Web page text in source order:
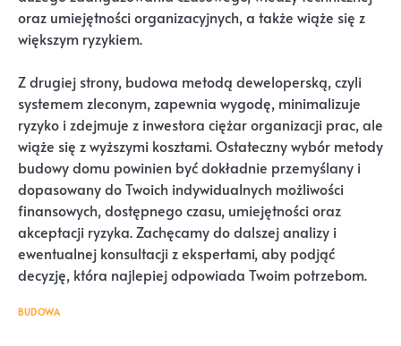
oraz umiejętności organizacyjnych, a także wiąże się z
większym ryzykiem.
Z drugiej strony, budowa metodą deweloperską, czyli
systemem zleconym, zapewnia wygodę, minimalizuje
ryzyko i zdejmuje z inwestora ciężar organizacji prac, ale
wiąże się z wyższymi kosztami. Ostateczny wybór metody
budowy domu powinien być dokładnie przemyślany i
dopasowany do Twoich indywidualnych możliwości
finansowych, dostępnego czasu, umiejętności oraz
akceptacji ryzyka. Zachęcamy do dalszej analizy i
ewentualnej konsultacji z ekspertami, aby podjąć
decyzję, która najlepiej odpowiada Twoim potrzebom.
BUDOWA